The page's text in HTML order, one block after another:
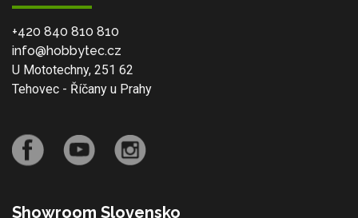
+420 840 810 810
info@hobbytec.cz
U Mototechny, 251 62
Tehovec - Říčany u Prahy
Showroom Slovensko